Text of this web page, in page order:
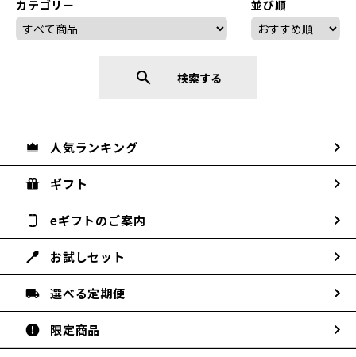
カテゴリー 並び順
search 検索する
人気ランキング
ギフト
eギフトのご案内
お試しセット
選べる定期便
限定商品